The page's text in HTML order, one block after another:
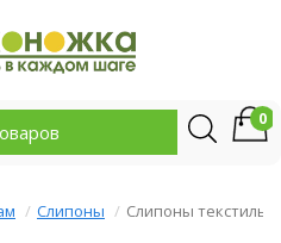
0
Слипоны Слипоны